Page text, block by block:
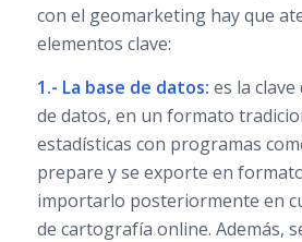
con el geomarketing hay que
elementos clave:
1.- La base de datos: es la
de datos, en un formato
estadísticas con programas
prepare y se exporte en
importarlo posteriormente en
de cartografía online. Además,